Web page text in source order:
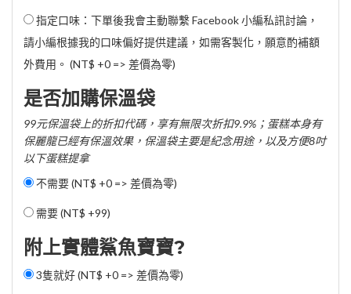
指定口味：下單後我會主動聯繫 Facebook 小編私訊討論，
請小編根據我的口味偏好提供建議，如需客製化，願意酌補額
外費用。 (NT$ +0 => 差價為零)
是否加購保溫袋
99元保溫袋上的折扣代碼，享有無限次折扣9.9%；蛋糕本身有
保麗龍已經有保溫效果，保溫袋主要是紀念用途，以及方便8吋
以下蛋糕提拿
不需要 (NT$ +0 => 差價為零)
需要 (NT$ +99)
附上實體鯊魚寶寶?
3隻就好 (NT$ +0 => 差價為零)